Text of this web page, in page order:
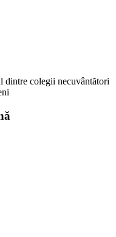
dintre colegii necuvântători